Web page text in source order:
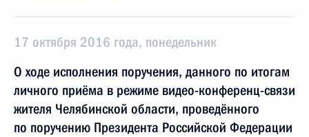
17 октября 2016 года, понедельник
О ходе исполнения поручения, данного по итогам
личного приёма в режиме видео-конференц-связи
жителя Челябинской области, проведённого
по поручению Президента Российской Федерации